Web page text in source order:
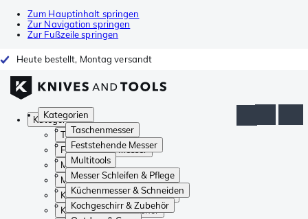
Zum Hauptinhalt springen
Zur Navigation springen
Zur Fußzeile springen
Heute bestellt, Montag versandt
Kategorien
Taschenmesser
Feststehende Messer
Multitools
Messer Schleifen & Pflege
Küchenmesser & Schneiden
Kochgeschirr & Zubehör
Kategorien
Taschenmesser
Feststehende Messer
Multitools
Messer Schleifen & Pflege
Küchenmesser & Schneiden
Kochgeschirr & Zubehör